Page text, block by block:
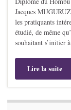
Jacques
les pratiquants
étudié, de même
souhaitant s’initier
Lire la suite